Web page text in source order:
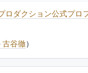
ロダクション公式プロ
谷徹）